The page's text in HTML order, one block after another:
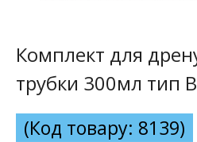
Комплект для
трубки 300мл тип
(Код товару: 8139)